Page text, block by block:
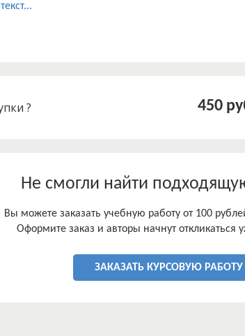
универсальных учебных действий (далее –
? 450
Не смогли найти
Вы можете заказать учебную работу от 100
Оформите заказ и авторы начнут откликаться
ЗАКАЗАТЬ КУРСОВУЮ РАБОТУ